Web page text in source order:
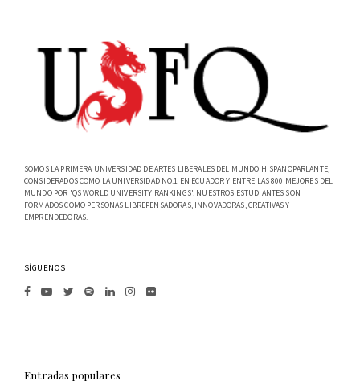
SOMOS LA PRIMERA UNIVERSIDAD DE ARTES LIBERALES DEL MUNDO HISPANOPARLANTE,
CONSIDERADOS COMO LA UNIVERSIDAD NO.1 EN ECUADOR Y ENTRE LAS 800 MEJORES DEL
MUNDO POR 'QS WORLD UNIVERSITY RANKINGS'. NUESTROS ESTUDIANTES SON
FORMADOS COMO PERSONAS LIBREPENSADORAS, INNOVADORAS, CREATIVAS Y
EMPRENDEDORAS.
SÍGUENOS
Entradas populares